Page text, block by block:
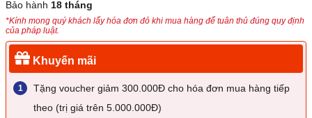
Bảo hành 18 tháng
*Kính mong quý khách lấy hóa đơn đỏ khi mua hàng để tuân thủ đúng quy định
của pháp luật.
Khuyến mãi
Tặng voucher giảm 300.000Đ cho hóa đơn mua hàng tiếp
theo (trị giá trên 5.000.000Đ)